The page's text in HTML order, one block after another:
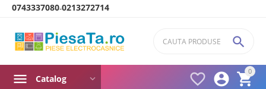
0743337080-0213272714
0




Catalog